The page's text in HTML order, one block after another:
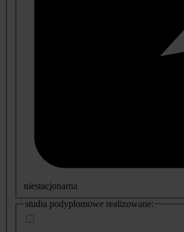
niestacjonarna
studia podyplomowe realizowane: